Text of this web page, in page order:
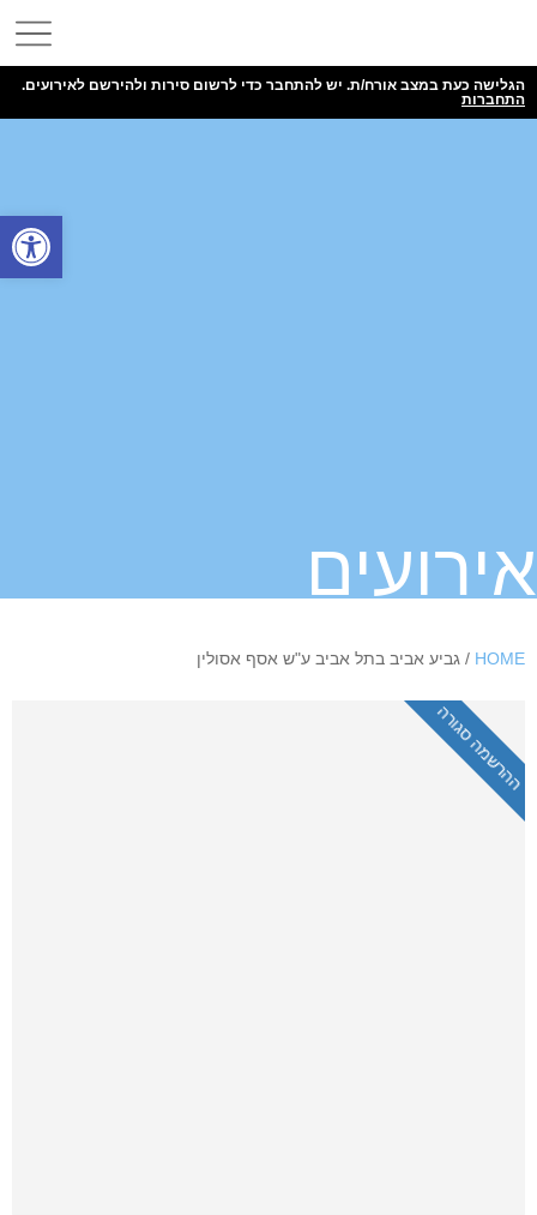
הגלישה כעת במצב אורח/ת. יש להתחבר כדי לרשום סירות ולהירשם לאירועים.
התחברות
אירועים
HOME / גביע אביב בתל אביב ע"ש אסף אסולין
ההרשמה סגורה